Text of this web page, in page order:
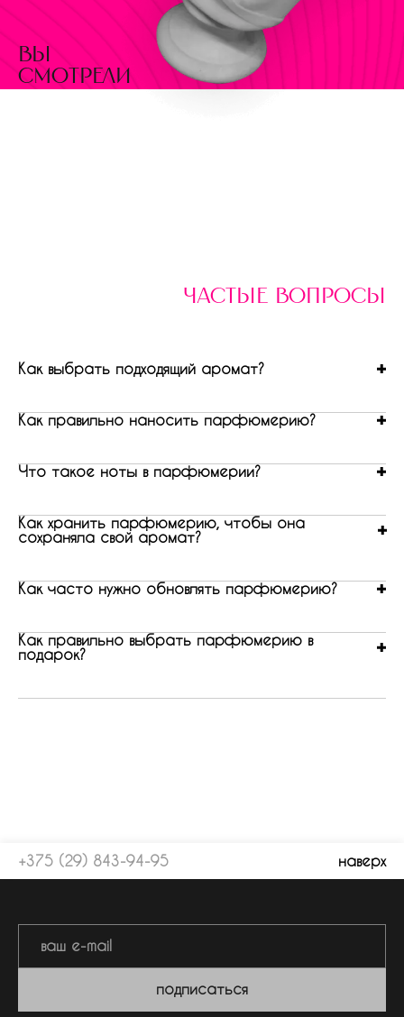
вы
смотрели
частые вопросы
Как выбрать подходящий аромат?
Как правильно наносить парфюмерию?
Что такое ноты в парфюмерии?
Как хранить парфюмерию, чтобы она
сохраняла свой аромат?
Как часто нужно обновлять парфюмерию?
Как правильно выбрать парфюмерию в
подарок?
+375 (29) 843-94-95 наверх
подписаться